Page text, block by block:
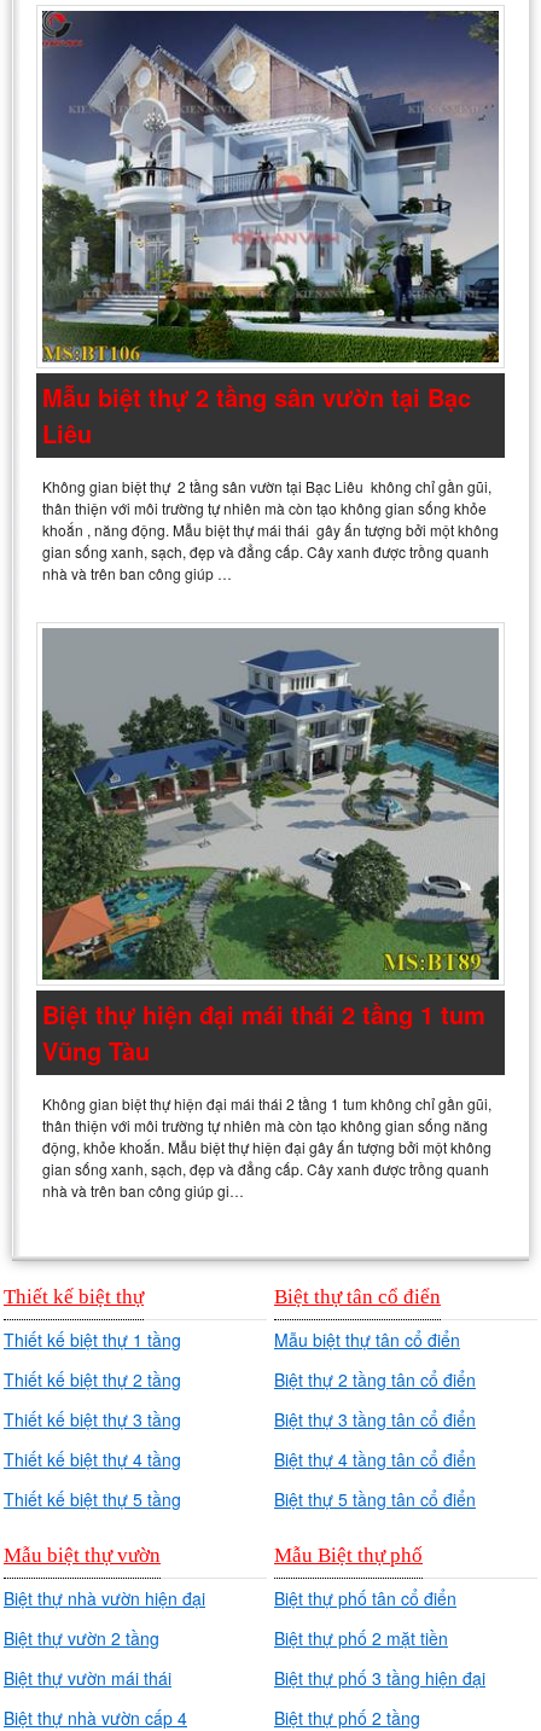
Mẫu biệt thự 2 tầng sân vườn tại Bạc
Liêu
Không gian biệt thự 2 tầng sân vườn tại Bạc Liêu không chỉ gần gũi,
thân thiện với môi trường tự nhiên mà còn tạo không gian sống khỏe
khoắn , năng động. Mẫu biệt thự mái thái gây ấn tượng bởi một không
gian sống xanh, sạch, đẹp và đẳng cấp. Cây xanh được trồng quanh
nhà và trên ban công giúp …
Biệt thự hiện đại mái thái 2 tầng 1 tum
Vũng Tàu
Không gian biệt thự hiện đại mái thái 2 tầng 1 tum không chỉ gần gũi,
thân thiện với môi trường tự nhiên mà còn tạo không gian sống năng
động, khỏe khoắn. Mẫu biệt thự hiện đại gây ấn tượng bởi một không
gian sống xanh, sạch, đẹp và đẳng cấp. Cây xanh được trồng quanh
nhà và trên ban công giúp gi…
Thiết kế biệt thự
Thiết kế biệt thự 1 tầng
Thiết kế biệt thự 2 tầng
Thiết kế biệt thự 3 tầng
Thiết kế biệt thự 4 tầng
Thiết kế biệt thự 5 tầng
Biệt thự tân cổ điển
Mẫu biệt thự tân cổ điển
Biệt thự 2 tầng tân cổ điển
Biệt thự 3 tầng tân cổ điển
Biệt thự 4 tầng tân cổ điển
Biệt thự 5 tầng tân cổ điển
Mẫu biệt thự vườn
Biệt thự nhà vườn hiện đại
Biệt thự vườn 2 tầng
Biệt thự vườn mái thái
Biệt thự nhà vườn cấp 4
Mẫu Biệt thự phố
Biệt thự phố tân cổ điển
Biệt thự phố 2 mặt tiền
Biệt thự phố 3 tầng hiện đại
Biệt thự phố 2 tầng